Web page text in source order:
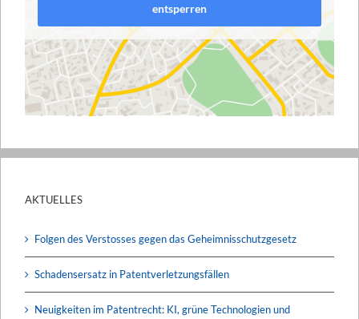
entsperren
AKTUELLES
Folgen des Verstosses gegen das Geheimnisschutzgesetz
Schadensersatz in Patentverletzungsfällen
Neuigkeiten im Patentrecht: KI, grüne Technologien und